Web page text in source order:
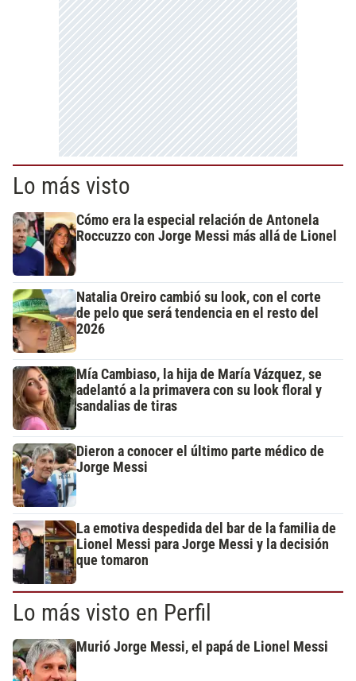
Lo más visto
Cómo era la especial relación de Antonela
Roccuzzo con Jorge Messi más allá de Lionel
Natalia Oreiro cambió su look, con el corte
de pelo que será tendencia en el resto del
2026
Mía Cambiaso, la hija de María Vázquez, se
adelantó a la primavera con su look floral y
sandalias de tiras
Dieron a conocer el último parte médico de
Jorge Messi
La emotiva despedida del bar de la familia de
Lionel Messi para Jorge Messi y la decisión
que tomaron
Lo más visto en Perfil
Murió Jorge Messi, el papá de Lionel Messi